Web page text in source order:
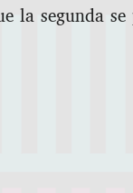
la segunda